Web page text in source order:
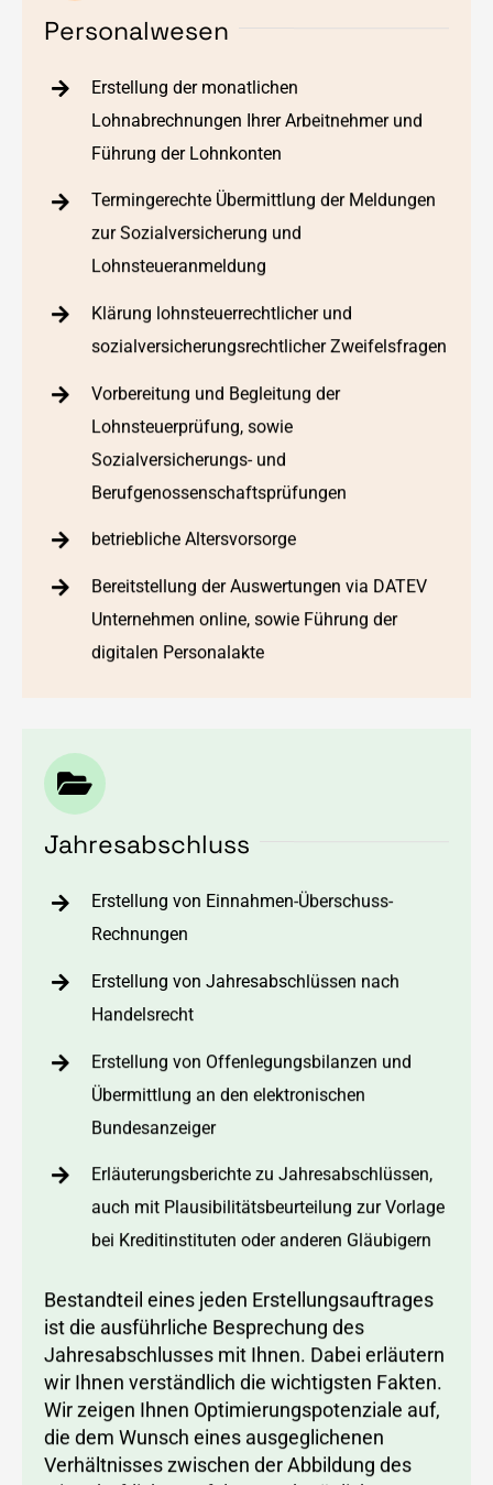
Personalwesen
Erstellung der monatlichen
Lohnabrechnungen Ihrer Arbeitnehmer und
Führung der Lohnkonten
Termingerechte Übermittlung der Meldungen
zur Sozialversicherung und
Lohnsteueranmeldung
Klärung lohnsteuerrechtlicher und
sozialversicherungsrechtlicher Zweifelsfragen
Vorbereitung und Begleitung der
Lohnsteuerprüfung, sowie
Sozialversicherungs- und
Berufgenossenschaftsprüfungen
betriebliche Altersvorsorge
Bereitstellung der Auswertungen via DATEV
Unternehmen online, sowie Führung der
digitalen Personalakte
Jahresabschluss
Erstellung von Einnahmen-Überschuss-
Rechnungen
Erstellung von Jahresabschlüssen nach
Handelsrecht
Erstellung von Offenlegungsbilanzen und
Übermittlung an den elektronischen
Bundesanzeiger
Erläuterungsberichte zu Jahresabschlüssen,
auch mit Plausibilitätsbeurteilung zur Vorlage
bei Kreditinstituten oder anderen Gläubigern
Bestandteil eines jeden Erstellungsauftrages
ist die ausführliche Besprechung des
Jahresabschlusses mit Ihnen. Dabei erläutern
wir Ihnen verständlich die wichtigsten Fakten.
Wir zeigen Ihnen Optimierungspotenziale auf,
die dem Wunsch eines ausgeglichenen
Verhältnisses zwischen der Abbildung des